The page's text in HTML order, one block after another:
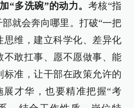
“多洗碗”的动力。 考核“指
就会奔向哪里。打破“一把
思维，建立科学化、差异化
不敢扛事、愿不愿做事、能
标准，让干部在政策允许的
才华，也要精准把握“考